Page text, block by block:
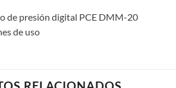
de presión digital PCE DMM-20
de uso